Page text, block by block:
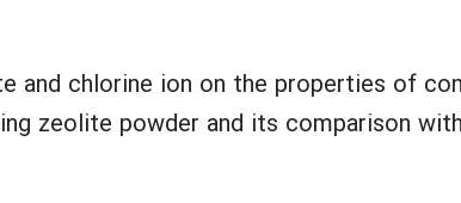
and chlorine ion on the properties of
zeolite powder and its comparison